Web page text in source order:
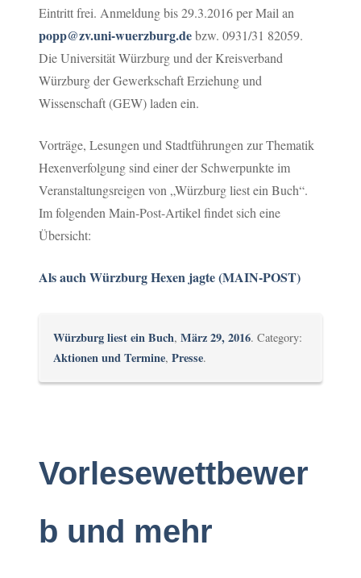
Eintritt frei. Anmeldung bis 29.3.2016 per Mail an
popp@zv.uni-wuerzburg.debzw. 0931/31 82059.
Die Universität Würzburg und der Kreisverband
Würzburg der Gewerkschaft Erziehung und
Wissenschaft (GEW) laden ein.
Vorträge, Lesungen und Stadtführungen zur Thematik
Hexenverfolgung sind einer der Schwerpunkte im
Veranstaltungsreigen von „Würzburg liest ein Buch“.
Im folgenden Main-Post-Artikel findet sich eine
Übersicht:
Als auch Würzburg Hexen jagte (MAIN-POST)
Würzburg liest ein Buch,März 29, 2016. Category:
Aktionen und Termine,Presse.
Vorlesewettbewer
b und mehr